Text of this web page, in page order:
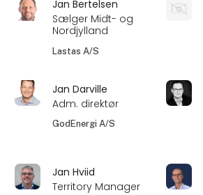
Jan Bertelsen
Sælger Midt- og
Nordjylland
Lastas A/S
Jan Darville
Adm. direktør
GodEnergi A/S
Jan Hviid
Territory Manager